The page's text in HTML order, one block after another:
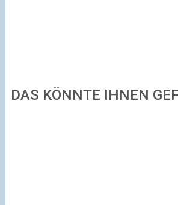
DAS KÖNNTE IHNEN